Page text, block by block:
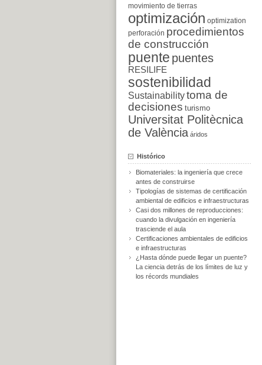
movimiento de tierras
optimización optimization
perforación procedimientos
de construcción
puente puentes
RESILIFE
sostenibilidad
Sustainabilitytoma de
decisiones turismo
Universitat Politècnica
de València áridos
Histórico
Biomateriales: la ingeniería que crece
antes de construirse
Tipologías de sistemas de certificación
ambiental de edificios e infraestructuras
Casi dos millones de reproducciones:
cuando la divulgación en ingeniería
trasciende el aula
Certificaciones ambientales de edificios
e infraestructuras
¿Hasta dónde puede llegar un puente?
La ciencia detrás de los límites de luz y
los récords mundiales